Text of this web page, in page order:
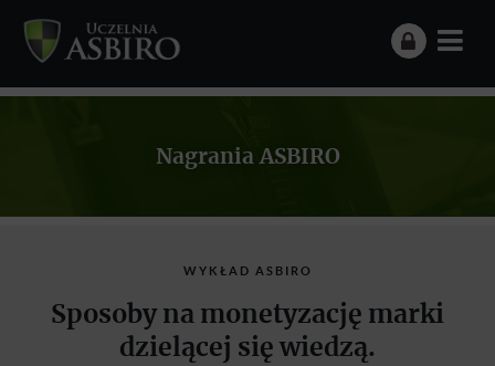
Nagrania ASBIRO
WYKŁAD ASBIRO
Sposoby na monetyzację marki
dzielącej się wiedzą.